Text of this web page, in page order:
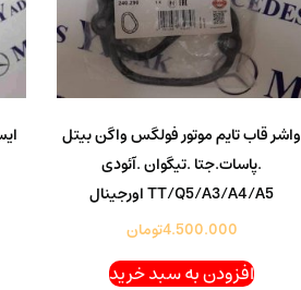
واشر قاب تایم موتور فولگس واگن بیتل
.پاسات.جتا .تیگوان .آئودی
TT/Q5/A3/A4/A5 اورجینال
4.500.000تومان
افزودن به سبد خرید